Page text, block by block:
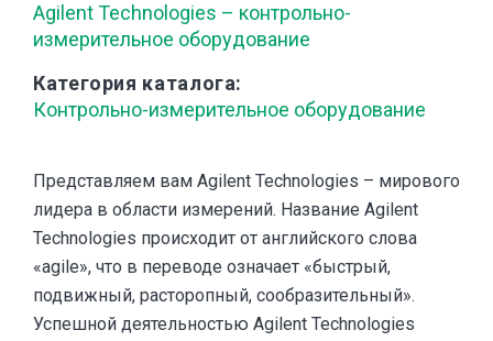
Agilent Technologies – контрольно-
измерительное оборудование
Категория каталога
Контрольно-измерительное оборудование
Представляем вам Agilent Technologies – мирового
лидера в области измерений. Название Agilent
Technologies происходит от английского слова
«agile», что в переводе означает «быстрый,
подвижный, расторопный, сообразительный».
Успешной деятельностью Agilent Technologies